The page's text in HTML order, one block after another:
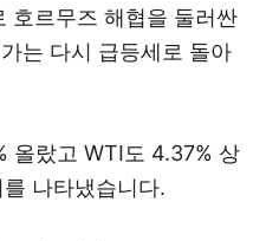
호르무즈 해협을 둘러싼
는 다시 급등세로 돌아
올랐고 WTI도 4.37% 상
나타냈습니다.